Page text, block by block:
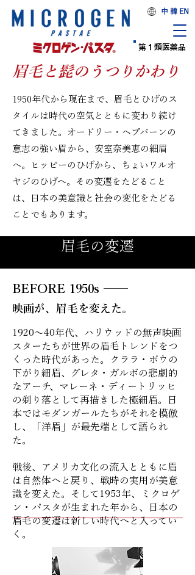
中 韓 EN
第１類医薬品
眉毛と髭のうつりかわり
1950年代から現在まで、眉毛とひげのス
タイルは時代の空気とともに変わり続け
てきました。オードリー・ヘプバーンの
意志の強い眉から、安室奈美恵の細眉
へ。ヒッピーのひげから、ちょいワルオ
ヤジのひげへ。その変遷をたどること
は、日本の美意識と社会の変化をたどる
ことでもあります。
眉毛の変遷
BEFORE 1950s ──
映画が、眉毛を変えた。
1920〜40年代、ハリウッドの無声映画
スターたちが世界の眉毛トレンドをつ
くった時代があった。クララ・ボウの
下がり細眉、グレタ・ガルボの悲劇的
なアーチ、マレーネ・ディートリッヒ
の剃り落として再描きした極細眉。日
本ではモダンガールたちがそれを模倣
し、「洋眉」が最先端として語られ
た。
戦後、アメリカ文化の流入とともに眉
は自然体へと戻り、戦時の実用が美意
識を変えた。そして1953年、ミクロゲ
ン・パスタが生まれた年から、日本の
眉毛の変遷は新しい時代へと入ってい
く。